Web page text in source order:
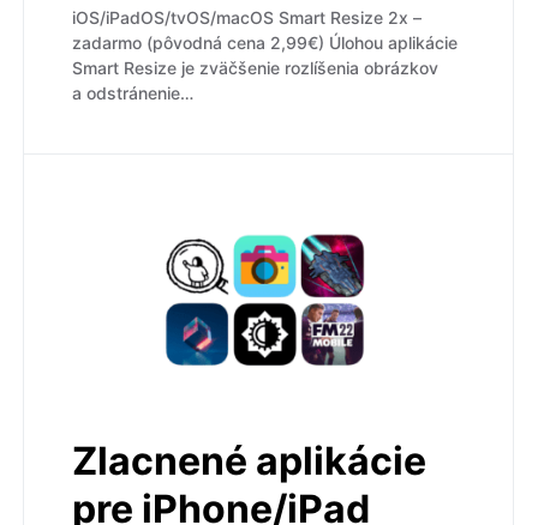
iOS/iPadOS/tvOS/macOS Smart Resize 2x –
zadarmo (pôvodná cena 2,99€) Úlohou aplikácie
Smart Resize je zväčšenie rozlíšenia obrázkov
a odstránenie…
Zlacnené aplikácie
pre iPhone/iPad